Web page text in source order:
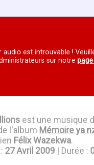
audio est introuvable !
sur notre
est une musique
l'album Mémoire ya
Félix Wazekwa.
27 Avril 2009 | Durée :